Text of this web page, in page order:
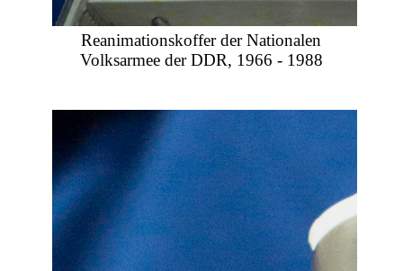
Reanimationskoffer der Nationalen
Volksarmee der DDR, 1966 - 1988